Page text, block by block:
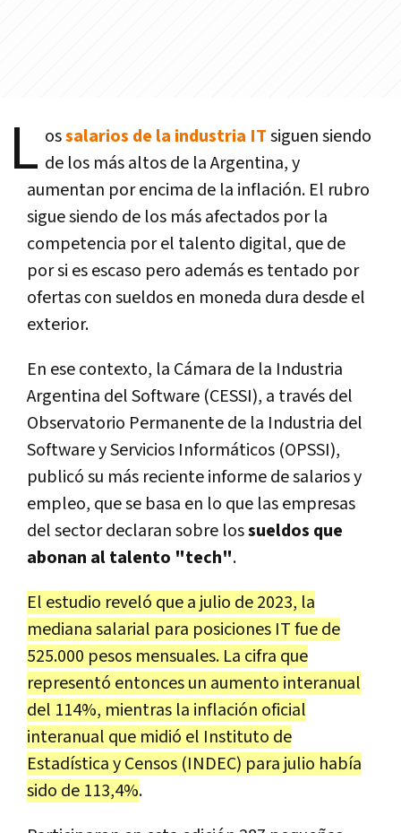
L ossalarios de la industria ITsiguen siendo
de los más altos de la Argentina, y
aumentan por encima de la inflación. El rubro
sigue siendo de los más afectados por la
competencia por el talento digital, que de
por si es escaso pero además es tentado por
ofertas con sueldos en moneda dura desde el
exterior.
En ese contexto, la Cámara de la Industria
Argentina del Software (CESSI), a través del
Observatorio Permanente de la Industria del
Software y Servicios Informáticos (OPSSI),
publicó su más reciente informe de salarios y
empleo, que se basa en lo que las empresas
del sector declaran sobre lossueldos que
abonan al talento "tech".
El estudio reveló que a julio de 2023, la
mediana salarial para posiciones IT fue de
525.000 pesos mensuales. La cifra que
representó entonces un aumento interanual
del 114%, mientras la inflación oficial
interanual que midió el Instituto de
Estadística y Censos (INDEC) para julio había
sido de 113,4%.